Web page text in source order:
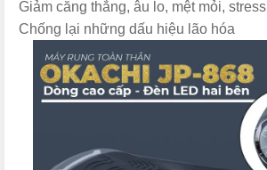
Giảm căng thẳng, âu lo, mệt mỏi, stress
Chống lại những dấu hiệu lão hóa